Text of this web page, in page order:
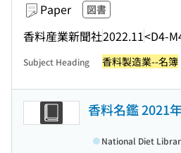
Paper 図書
香料産業新聞社2022.11<D4-
Subject Heading 香料製造業--名簿
香料名鑑 2021
National Diet